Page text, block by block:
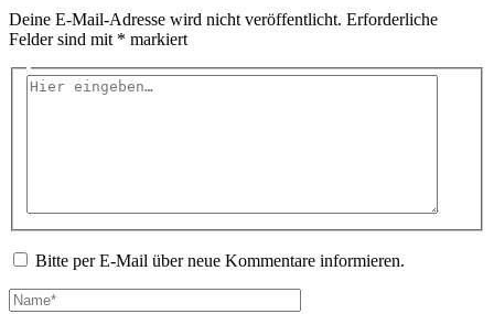
Deine E-Mail-Adresse wird nicht veröffentlicht. Erforderliche
Felder sind mit * markiert
Hier
Bitte per E-Mail über neue Kommentare informieren.
Name*